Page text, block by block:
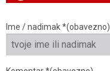
Ime / nadimak *(obavezno)